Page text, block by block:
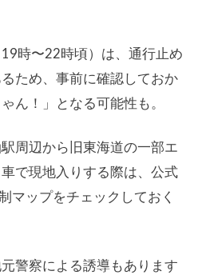
時〜22時頃）は、通行止め
ため、事前に確認しておか
ん！」となる可能性も。
周辺から旧東海道の一部エ
で現地入りする際は、公式
マップをチェックしておく
警察による誘導もあります